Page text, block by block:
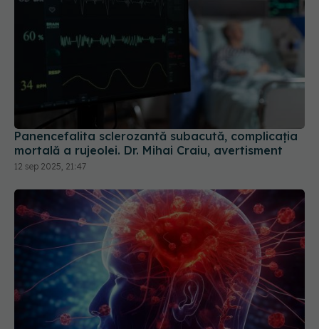
Panencefalita sclerozantă subacută, complicația
mortală a rujeolei. Dr. Mihai Craiu, avertisment
12 sep 2025, 21:47